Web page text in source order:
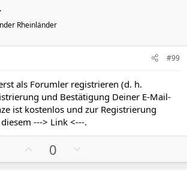
t
i
S
t
i
m
m
i
S
t
i
m
m
Rheinländer
#99
als Forumler registrieren (d. h.
und Bestätigung Deiner E-Mail-
ist kostenlos und zur Registrierung
---> Link <---.
o
0
e